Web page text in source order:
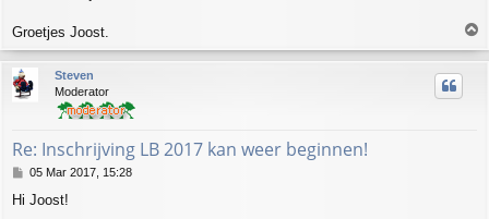
Groetjes Joost.
p
Steven
Moderator
Re: Inschrijving LB 2017 kan weer beginnen!
P
s
05 Mar 2017, 15:28
Hi Joost!